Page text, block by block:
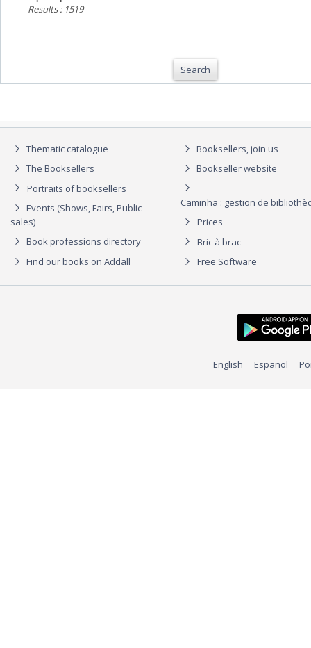
Results : 1519
Search
Thematic catalogue
The Booksellers
Portraits of booksellers
Events (Shows, Fairs, Public
sales)
Book professions directory
Find our books on Addall
Booksellers, join us
Bookseller website
Caminha : gestion de
Prices
Bric à brac
Free Software
English Español